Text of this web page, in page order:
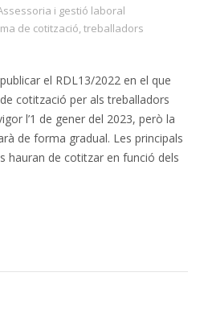
i gestió laboral
de cotització,treballadors
el RDL13/2022 en el que
cotització per als treballadors
l’1 de gener del 2023, però la
de forma gradual. Les principals
hauran de cotitzar en funció dels